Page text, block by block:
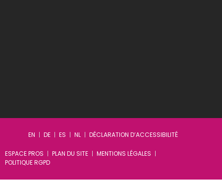
EN DE ES NL DÉCLARATION D’ACCESSIBILITÉ
ESPACE PROS PLAN DU SITE
MENTIONS LÉGALES
POLITIQUE RGPD